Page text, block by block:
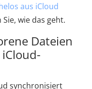
aus iCloud
wie das geht.
Dateien
synchronisiert